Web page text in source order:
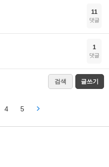
11
댓글
1
댓글
검색 글쓰기
4 5